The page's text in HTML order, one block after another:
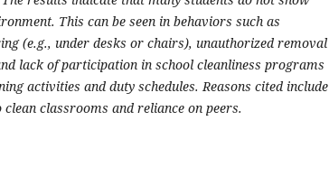
This can be seen in behaviors such as
(e.g., under desks or chairs), unauthorized removal
lack of participation in school cleanliness programs
activities and duty schedules. Reasons cited include
classrooms and reliance on peers.